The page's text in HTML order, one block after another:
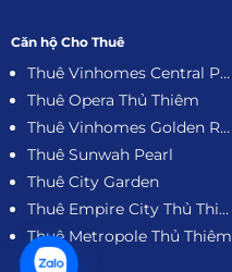
Căn hộ Cho Thuê
Thuê Vinhomes Central Park
Thuê Opera Thủ Thiêm
Thuê Vinhomes Golden River
Thuê Sunwah Pearl
Thuê City Garden
Thuê Empire City Thủ Thiêm
Thuê Metropole Thủ Thiêm